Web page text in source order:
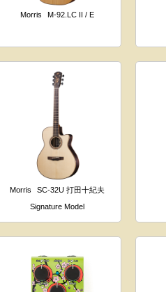
Morris M-92.LC II / E
Morris
SC-32U 打田十紀夫
Signature Model